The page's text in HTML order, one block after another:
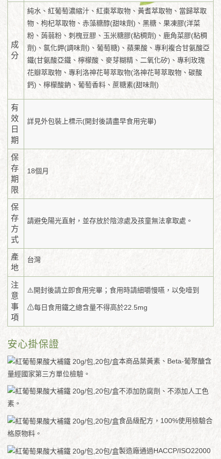
成
分
純水、紅葡萄濃縮汁、紅棗萃取物、黃耆萃取物、當歸萃取
物、枸杞萃取物、赤藻糖醇(甜味劑)、黑糖、果凍膠(洋菜
粉、蒟蒻粉、刺槐豆膠、玉米糖膠(粘稠劑)、鹿角菜膠(粘稠
劑)、氯化鉀(調味劑)、葡萄糖)、蘋果酸、專利複合甘氨酸亞
鐵(甘氨酸亞鐵、檸檬酸、麥芽糊精、二氧化矽)、專利玫瑰
花瓣萃取物、專利洛神花萼萃取物(洛神花萼萃取物、碳酸
鈣)、檸檬酸鈉、葡萄香料、蔗糖素(甜味劑)
有
效
日
期
詳見外包裝上標示(開封後請盡早食用完畢)
保
存
期
限
18個月
保
存
方
式
請避免陽光直射，並存放於陰涼處及孩童無法拿取處。
產
地
台灣
注
意
事
項
⚠️開封後請立即食用完畢；食用時請細嚼慢嚥，以免噎到
⚠每日食用鐵之總含量不得高於22.5mg
安心掛保證
本商品葉黃素、Beta-葡聚醣含
量經國家第三方單位檢驗。
不添加防腐劑、不添加人工色
素。
食品級配方，100%使用檢驗合
格原物料。
製造廠通過HACCP/ISO22000